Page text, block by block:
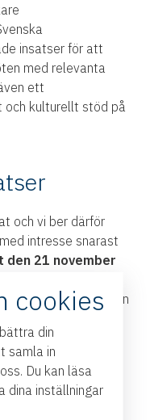
insatser för att
med relevanta
ett
och kulturellt stöd på
och vi ber därför
intresse snarast
den 21 november
i paviljongen
Kostnad för
per företag,
här .
cookies
din
samla in
Du kan läsa
dina inställningar